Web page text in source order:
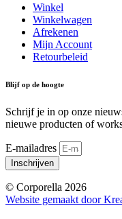
Winkel
Winkelwagen
Afrekenen
Mijn Account
Retourbeleid
Blijf op de hoogte
Schrijf je in op onze
nieuwe producten of
E-mailadres
Inschrijven
© Corporella 2026
Website gemaakt door